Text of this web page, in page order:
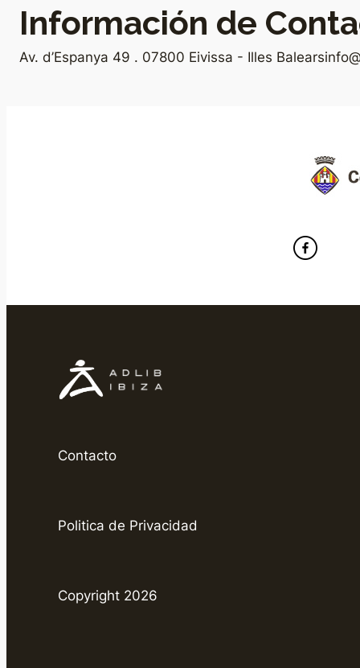
Información de
Av. d’Espanya 49 . 07800 Eivissa - Illes Balears
Contacto
Politica de Privacidad
Copyright 2026